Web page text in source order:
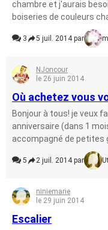
chambre et j'aurais
boiseries de couleurs
3 5 juil. 2014 par
NJoncour
le 26 juin 2014
Où achetez vous
Bonjour à tous! je veux
anniversaire (dans 1
accompagné de petites
5 2 juil. 2014 par
niniemarie
le 29 juin 2014
Escalier